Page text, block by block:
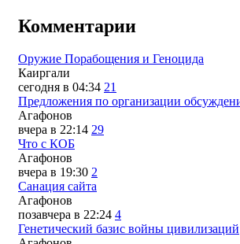
Комментарии
Оружие Порабощения и Геноцида
Каиргали
сегодня в 04:34 21
Предложения по организации
Агафонов
вчера в 22:14 29
Что с КОБ
Агафонов
вчера в 19:30 2
Санация сайта
Агафонов
позавчера в 22:24 4
Генетический базис войны цивилизаций